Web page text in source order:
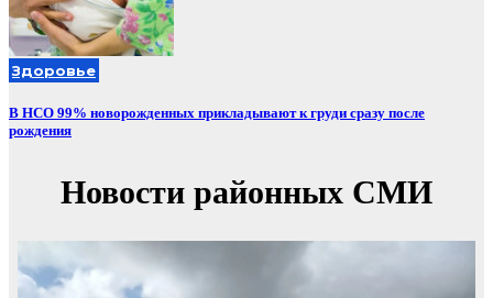
Здоровье
В НСО 99% новорожденных прикладывают к груди сразу после
рождения